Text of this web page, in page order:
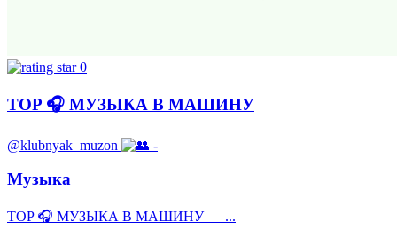
0
TOP 🎧 МУЗЫКА В МАШИНУ
@klubnyak_muzon -
Музыка
TOP 🎧 МУЗЫКА В МАШИНУ — ...